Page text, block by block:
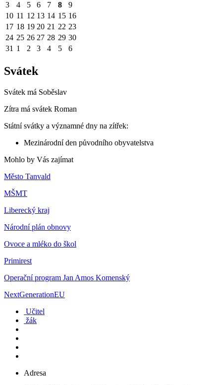
3
4 5 6 7 8
9
10 11 12 13 14 15 16
17 18 19 20 21 22 23
24 25 26 27 28 29 30
31 1 2 3 4 5 6
Svátek
Svátek má Soběslav
Zítra má svátek Roman
Státní svátky a významné dny na zítřek:
Mezinárodní den původního obyvatelstva
Mohlo by Vás zajímat
Město Tanvald
MŠMT
Liberecký kraj
Národní plán obnovy
Ovoce a mléko do škol
Primirest
Operační program Jan Amos Komenský
NextGenerationEU
Učitel
žák
Adresa